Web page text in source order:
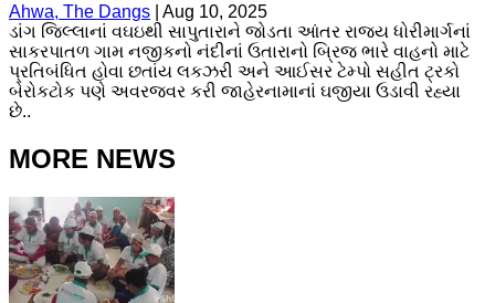
Ahwa, The Dangs
Aug 10, 2025
ડાંગ જિલ્લાનાં વઘઇથી સાપુતારાને જોડતા આંતર રાજય ધોરીમાર્ગનાં
સાકરપાતળ ગામ નજીકનો નંદીનાં ઉતારાનો બ્રિજ ભારે વાહનો માટે
પ્રતિબંધિત હોવા છતાંય લકઝરી અને આઈસર ટેમ્પો સહીત ટ્રકો
બેરોકટોક પણે અવરજવર કરી જાહેરનામાનાં ઘજીયા ઉડાવી રહ્યા
છે..
MORE NEWS